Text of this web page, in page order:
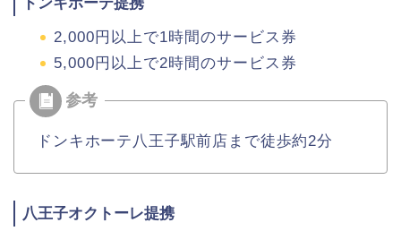
2,000円以上で1時間のサービス券
5,000円以上で2時間のサービス券
ドンキホーテ八王子駅前店まで徒歩約2分
八王子オクトーレ提携